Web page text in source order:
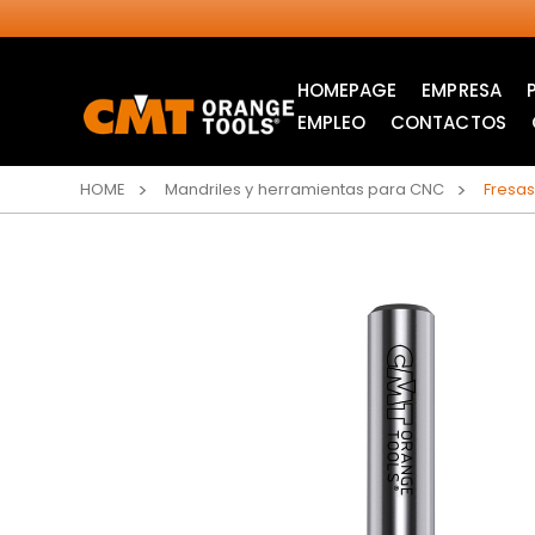
HOMEPAGE EMPRESA
HOJAS DE SIERRA DE
CALAR
EMPLEO
CONTACTOS
HOME Mandriles y herramientas para CNC